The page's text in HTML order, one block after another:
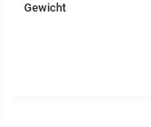
Gewicht